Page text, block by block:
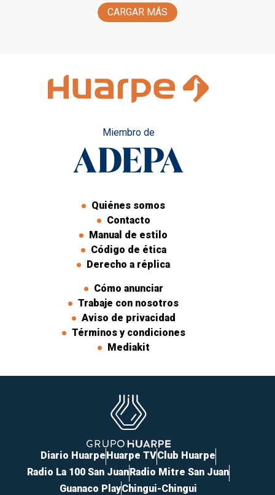
CARGAR MÁS
Miembro de
Quiénes somos
Contacto
Manual de estilo
Código de ética
Derecho a réplica
Cómo anunciar
Trabaje con nosotros
Aviso de privacidad
Términos y condiciones
Mediakit
Diario HuarpeHuarpe TVClub Huarpe
Radio La 100 San JuanRadio Mitre San Juan
Guanaco PlayChingui-Chingui